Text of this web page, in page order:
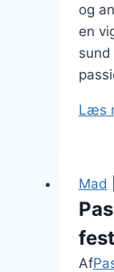
og
en
sund
Læs
Mad
Af